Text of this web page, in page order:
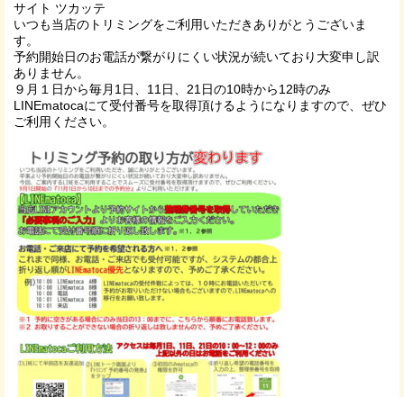
いつも当店のトリミングをご利用いただきありがとうございま
す。
予約開始日のお電話が繋がりにくい状況が続いており大変申し訳
ありません。
９月１日から毎月1日、11日、21日の10時から12時のみ
LINEmatocaにて受付番号を取得頂けるようになりますので、ぜひ
ご利用ください。